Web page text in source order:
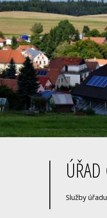
ÚŘAD
Služby